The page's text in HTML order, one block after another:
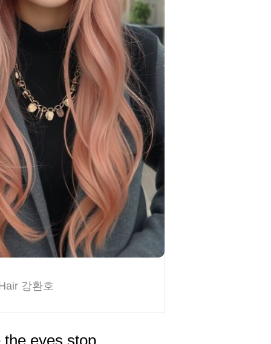
강환호
the eyes stop